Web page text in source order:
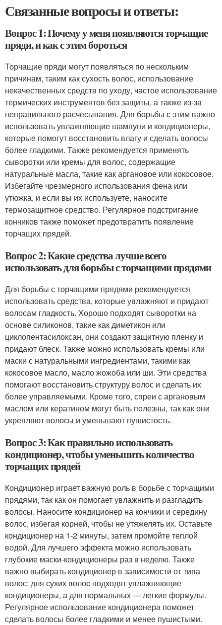
Связанные вопросы и ответы:
Вопрос 1: Почему у меня появляются торчащие
пряди, и как с этим бороться
Торчащие пряди могут появляться по нескольким
причинам, таким как сухость волос, использование
некачественных средств по уходу, частое использование
термических инструментов без защиты, а также из-за
неправильного расчесывания. Для борьбы с этим важно
использовать увлажняющие шампуни и кондиционеры,
которые помогут восстановить влагу и сделать волосы
более гладкими. Также рекомендуется применять
сыворотки или кремы для волос, содержащие
натуральные масла, такие как аргановое или кокосовое.
Избегайте чрезмерного использования фена или
утюжка, и если вы их используете, наносите
термозащитное средство. Регулярное подстригание
кончиков также поможет предотвратить появление
торчащих прядей.
Вопрос 2: Какие средства лучше всего
использовать для борьбы с торчащими прядями
Для борьбы с торчащими прядями рекомендуется
использовать средства, которые увлажняют и придают
волосам гладкость. Хорошо подходят сыворотки на
основе силиконов, такие как диметикон или
циклопентасилоксан, они создают защитную пленку и
придают блеск. Также можно использовать кремы или
маски с натуральными ингредиентами, такими как
кокосовое масло, масло жожоба или ши. Эти средства
помогают восстановить структуру волос и сделать их
более управляемыми. Кроме того, спреи с аргановым
маслом или кератином могут быть полезны, так как они
укрепляют волосы и уменьшают пушистость.
Вопрос 3: Как правильно использовать
кондиционер, чтобы уменьшить количество
торчащих прядей
Кондиционер играет важную роль в борьбе с торчащими
прядями, так как он помогает увлажнить и разгладить
волосы. Наносите кондиционер на кончики и середину
волос, избегая корней, чтобы не утяжелять их. Оставьте
кондиционер на 1-2 минуты, затем промойте теплой
водой. Для лучшего эффекта можно использовать
глубокие маски-кондиционеры раз в неделю. Также
важно выбирать кондиционер в зависимости от типа
волос: для сухих волос подходят увлажняющие
кондиционеры, а для нормальных — легкие формулы.
Регулярное использование кондиционера поможет
сделать волосы более гладкими и менее пушистыми.